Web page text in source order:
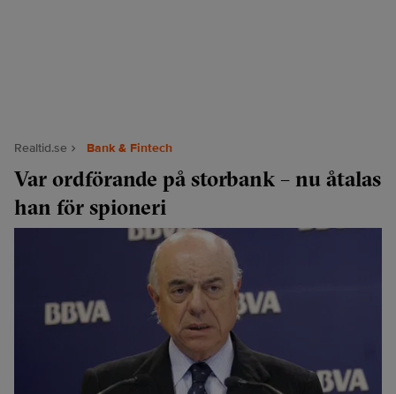
Realtid.se Bank & Fintech
Var ordförande på storbank – nu åtalas
han för spioneri